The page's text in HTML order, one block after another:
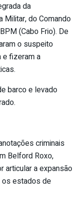
da
Militar, do Comando
(Cabo Frio). De
o suspeito
e fizeram a
barco e levado
criminais
Belford Roxo,
articular a expansão
os estados de